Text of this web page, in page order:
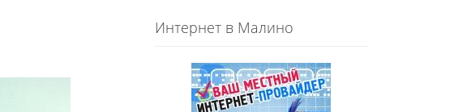
Интернет в Малино